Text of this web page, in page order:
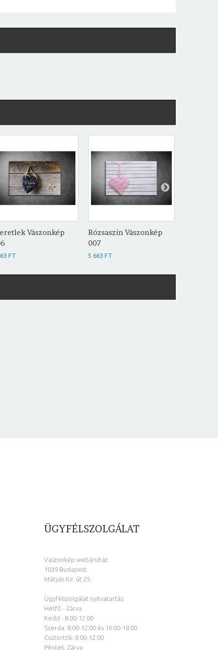
Vászonkép
FT
Rózsaszín Vászonkép
007
5 663 FT
ÜGYFÉLSZOLGÁLAT
Vaszonkép webáruház
1039 Budapest.
Mátyás Kir. út 25.
Ügyfélszolgálat nyitvatartás:
Hétfő - Zárva
Kedd - 8:00-12:00
Szerda: 8:00-12:00 és 16:00-18:00
Csütörtök: 8:00-12:00
Péntek: Zárva